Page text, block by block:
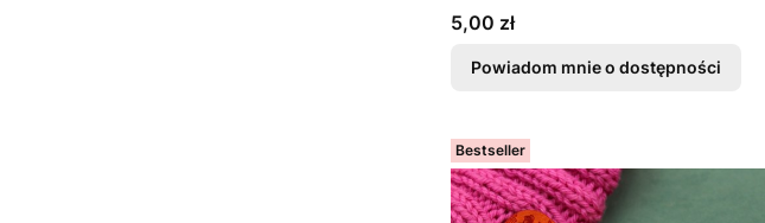
Cena
5,00 zł
Powiadom mnie o dostępności
Bestseller